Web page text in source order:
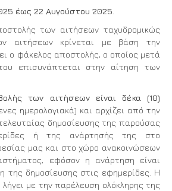
έως 22 Αυγούστου 2025
των αιτήσεων ταχυδρομικώς
αιτήσεων κρίνεται με βάση την
ο φάκελος αποστολής, ο οποίος μετά
επισυνάπτεται στην αίτηση των
των αιτήσεων είναι δέκα (10)
ημερολογιακά) και αρχίζει από την
δημοσίευσης της παρούσας
ή της ανάρτησής της στο
μας και στο χώρο ανακοινώσεων
εφόσον η ανάρτηση είναι
της δημοσίευσης στις εφημερίδες. Η
με την παρέλευση ολόκληρης της